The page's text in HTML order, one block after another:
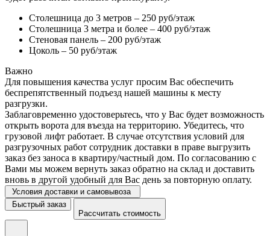
Столешница до 3 метров – 250 руб/этаж
Столешница 3 метра и более – 400 руб/этаж
Стеновая панель – 200 руб/этаж
Цоколь – 50 руб/этаж
Важно
Для повышения качества услуг просим Вас обеспечить
беспрепятственный подъезд нашей машины к месту
разгрузки.
Заблаговременно удостоверьтесь, что у Вас будет возможность
открыть ворота для въезда на территорию. Убедитесь, что
грузовой лифт работает. В случае отсутствия условий для
разгрузочных работ сотрудник доставки в праве выгрузить
заказ без заноса в квартиру/частный дом. По согласованию с
Вами мы можем вернуть заказ обратно на склад и доставить
вновь в другой удобный для Вас день за повторную оплату.
Условия доставки и самовывоза
Быстрый заказ
Рассчитать стоимость